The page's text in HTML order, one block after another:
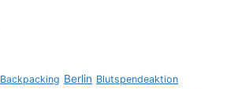
Backpacking Berlin Blutspendeaktion